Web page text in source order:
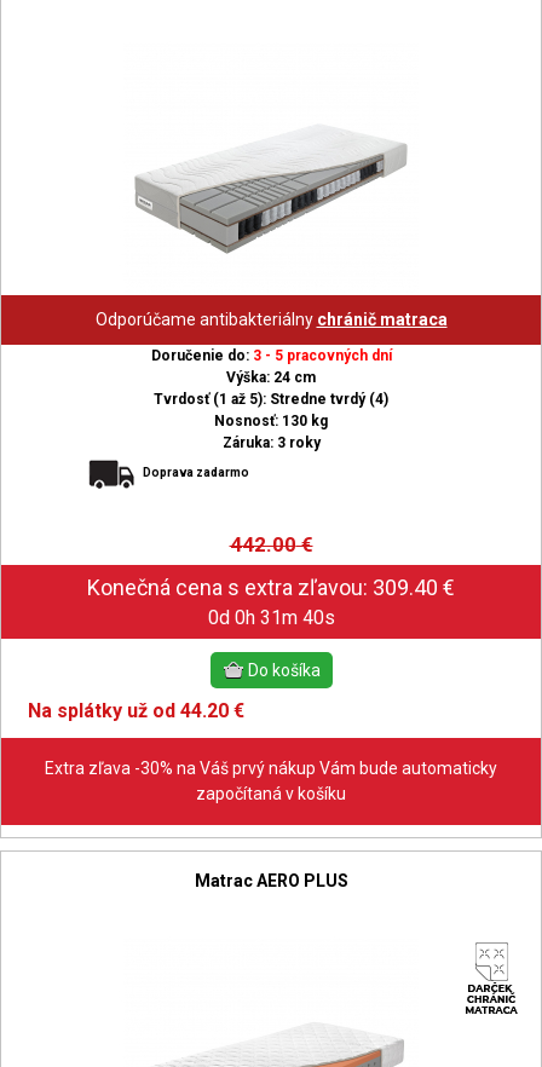
Odporúčame antibakteriálny chránič matraca
Doručenie do: 3 - 5 pracovných dní
Výška: 24 cm
Tvrdosť (1 až 5): Stredne tvrdý (4)
Nosnosť: 130 kg
Záruka: 3 roky
Doprava zadarmo
442.00€
0d 0h 31m 39s
Na splátky už od 44.20 €
Extra zľava -30% na Váš prvý nákup Vám bude automaticky
započítaná v košíku
Matrac AERO PLUS